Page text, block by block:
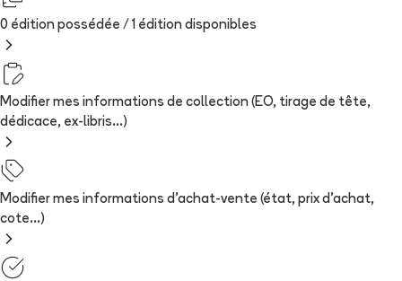
0 édition possédée / 1 édition disponibles
Modifier mes informations de collection (EO, tirage de tête,
dédicace, ex-libris...)
Modifier mes informations d'achat-vente (état, prix d'achat,
cote...)